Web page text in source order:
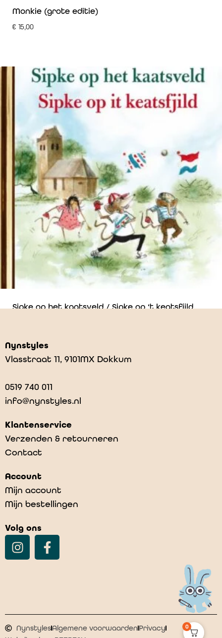
Monkie (grote editie)
€ 15,00
Sipke op het kaatsveld / Sipke op ‘t keatsfjild
Nynstyles
Vlasstraat 11, 9101MX Dokkum
0519 740 011
info@nynstyles.nl
Klantenservice
Verzenden & retourneren
Contact
Account
Mijn account
Mijn bestellingen
Volg ons
NynstylesAlgemene voorwaardenPrivacy
0